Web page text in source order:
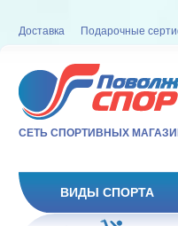
Доставка Подарочные
СЕТЬ СПОРТИВНЫХ
ВИДЫ СПОРТА